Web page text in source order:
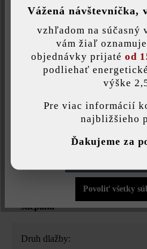
Druh produktu:
plotová a múrová tvárnica
vápenec lastúrnikový
Povrchová štruktúra:
štiepaná
Druh dlažby:
Uložiť individuálne nastavenie
Táto webová stránka používa
Povoliť všetky
Vážená návštevníčka,
vzhľadom na súčasný
vám žiaľ
objednávky prijaté od
podliehať
výške
Pre viac informácií
najbližšieho
Ďakujeme za